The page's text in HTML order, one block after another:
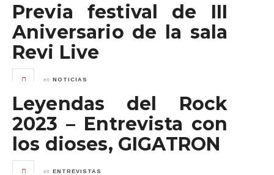
Previa festival de III
Aniversario de la sala
Revi Live
en NOTICIAS
Leyendas del Rock
2023 – Entrevista con
los dioses, GIGATRON
en ENTREVISTAS